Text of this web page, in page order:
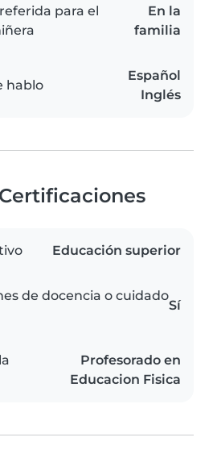
para el
En la
familia
hablo
Español
Inglés
Educación superior
de docencia o cuidado
Sí
Profesorado en
Educacion Fisica